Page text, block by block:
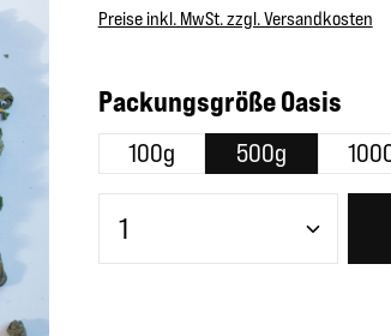
Preise inkl. MwSt. zzgl. Versandkosten
Packungsgröße Oasis
100g 500g
Produkt Anzahl: Gib den